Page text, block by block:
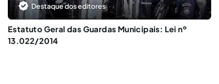
Destaque dos editores
Estatuto Geral das Guardas Municipais: Lei nº
13.022/2014